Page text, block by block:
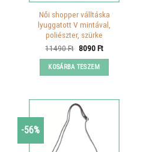
Női shopper válltáska
lyuggatott V mintával,
poliészter, szürke
11490Ft Original
was:
11490 Ft.
8090FtCurrent
KOSÁRBA TESZEM
-56%